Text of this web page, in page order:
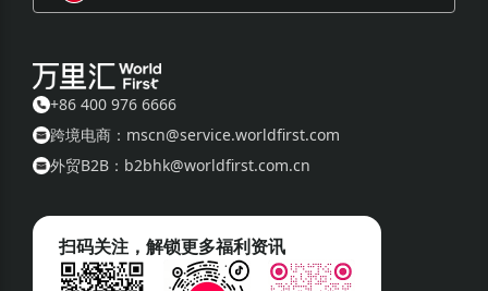
+86 400 976 6666
跨境电商：mscn@service.worldfirst.com
外贸B2B：b2bhk@worldfirst.com.cn
扫码关注，解锁更多福利资讯